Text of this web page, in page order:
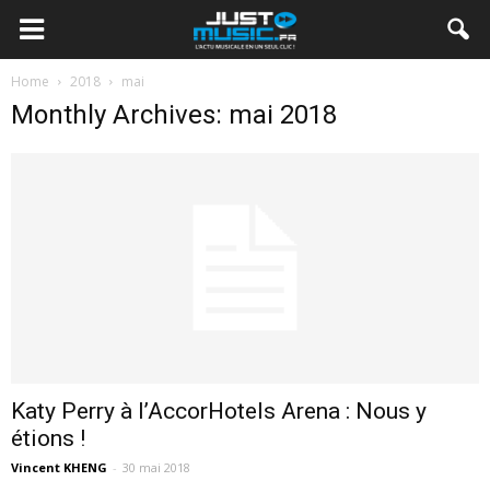
Home 2018 mai
Monthly Archives: mai 2018
Katy Perry à l’AccorHotels Arena : Nous y
étions !
Vincent KHENG - 30 mai 2018